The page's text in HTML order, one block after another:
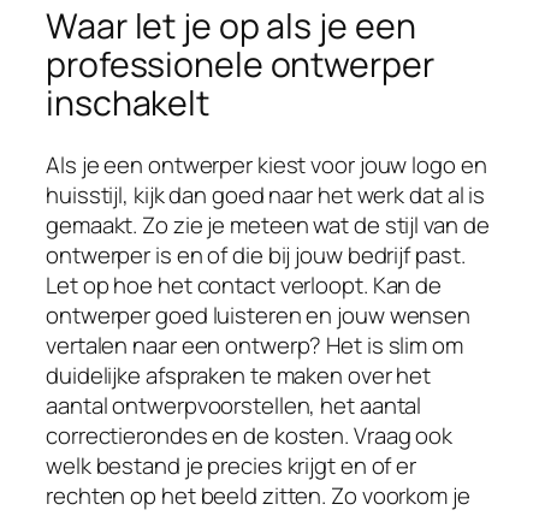
Waar let je op als je een
professionele ontwerper
inschakelt
Als je een ontwerper kiest voor jouw logo en
huisstijl, kijk dan goed naar het werk dat al is
gemaakt. Zo zie je meteen wat de stijl van de
ontwerper is en of die bij jouw bedrijf past.
Let op hoe het contact verloopt. Kan de
ontwerper goed luisteren en jouw wensen
vertalen naar een ontwerp? Het is slim om
duidelijke afspraken te maken over het
aantal ontwerpvoorstellen, het aantal
correctierondes en de kosten. Vraag ook
welk bestand je precies krijgt en of er
rechten op het beeld zitten. Zo voorkom je